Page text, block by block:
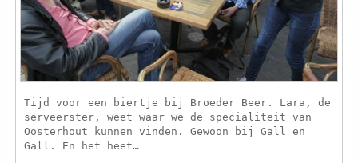
Tijd voor een biertje bij Broeder Beer. Lara, de
serveerster, weet waar we de specialiteit van
Oosterhout kunnen vinden. Gewoon bij Gall en
Gall. En het heet…